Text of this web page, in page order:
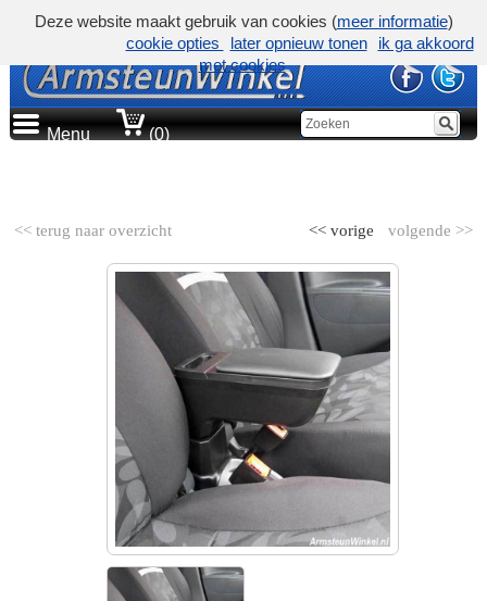
Menu (0)
<< terug naar overzicht volgende >>
<< vorige
Deze website maakt gebruik van cookies (meer informatie)
cookie opties
later opnieuw tonen
ik ga akkoord
met cookies